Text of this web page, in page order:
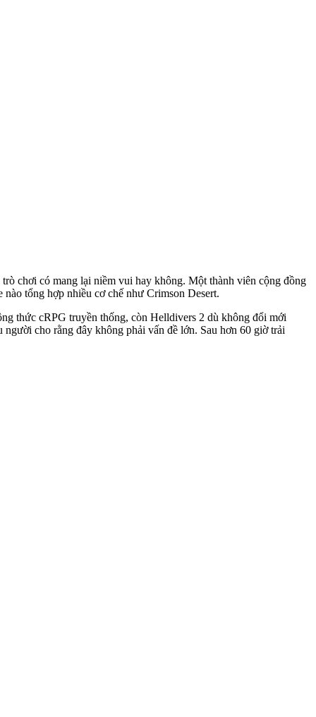
chơi có mang lại niềm vui hay không. Một thành viên cộng đồng
tổng hợp nhiều cơ chế như Crimson Desert.
thức cRPG truyền thống, còn Helldivers 2 dù không đổi mới
cho rằng đây không phải vấn đề lớn. Sau hơn 60 giờ trải